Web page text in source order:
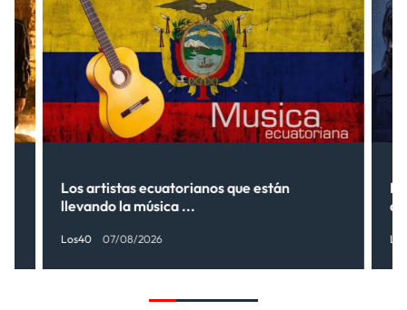
Los artistas ecuatorianos que están
llevando la música ...
Los40 07/08/2026